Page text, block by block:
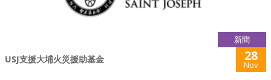
新聞
USJ支援大埔火災援助基金 28
Nov